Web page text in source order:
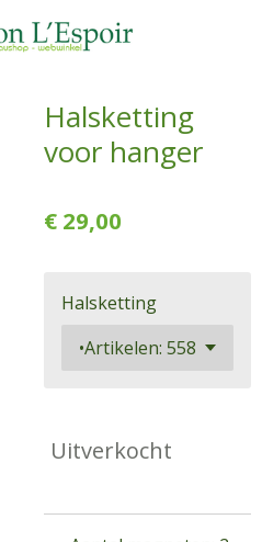
Halsketting
voor hanger
€ 29,00
Halsketting
Uitverkocht